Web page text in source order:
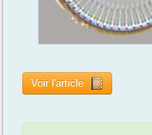
Voir l'article